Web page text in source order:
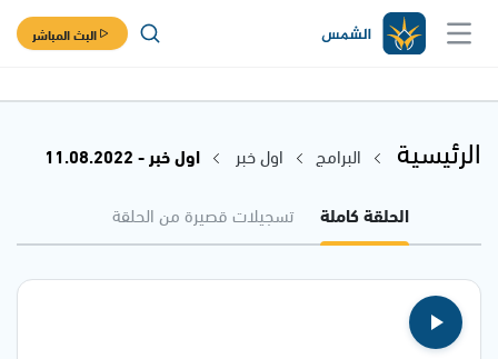
البث المباشر
الرئيسية البرامج اول خبر
اول خبر - 11.08.2022
الحلقة كاملة
تسجيلات قصيرة من الحلقة